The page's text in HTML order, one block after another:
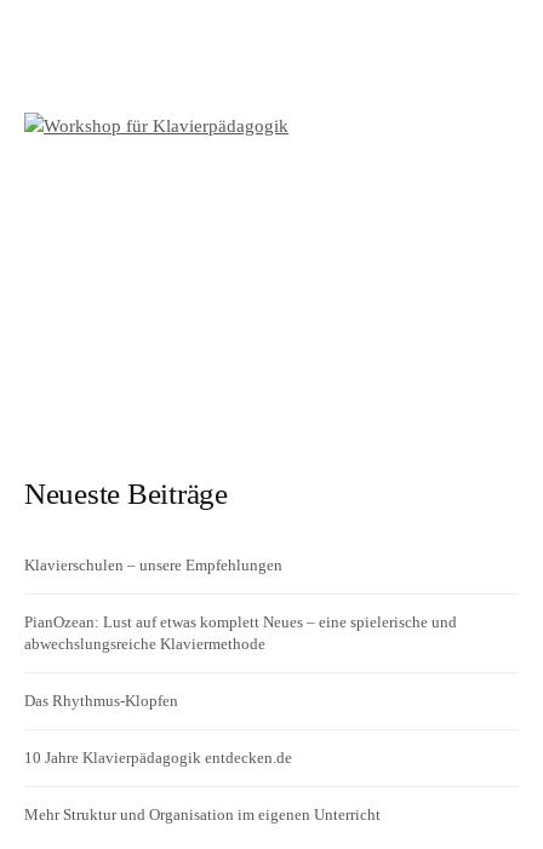
Neueste Beiträge
Klavierschulen – unsere Empfehlungen
PianOzean: Lust auf etwas komplett Neues – eine spielerische und
abwechslungsreiche Klaviermethode
Das Rhythmus-Klopfen
10 Jahre Klavierpädagogik entdecken.de
Mehr Struktur und Organisation im eigenen Unterricht